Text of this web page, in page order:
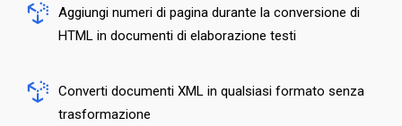
Aggiungi numeri di pagina durante la conversione di
HTML in documenti di elaborazione testi
Converti documenti XML in qualsiasi formato senza
trasformazione